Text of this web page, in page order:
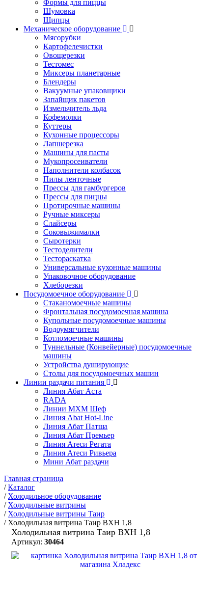
Формы для пиццы
Шумовка
Щипцы
Механическое оборудование
Мясорубки
Картофелечистки
Овощерезки
Тестомес
Миксеры планетарные
Блендеры
Вакуумные упаковщики
Запайщик пакетов
Измельчитель льда
Кофемолки
Куттеры
Кухонные процессоры
Лапшерезка
Машины для пасты
Мукопросеиватели
Наполнители колбасок
Пилы ленточные
Прессы для гамбургеров
Прессы для пиццы
Протирочные машины
Ручные миксеры
Слайсеры
Соковыжималки
Сыротерки
Тестоделители
Тестораскатка
Универсальные кухонные машины
Упаковочное оборудование
Хлеборезки
Посудомоечное оборудование
Стаканомоечные машины
Фронтальная посудомоечная машина
Купольные посудомоечные машины
Водоумягчители
Котломоечные машины
Туннельные (Конвейерные) посудомоечные
машины
Устройства душирующие
Столы для посудомоечных машин
Линии раздачи питания
Линия Абат Аста
RADA
Линии МХМ Шеф
Линия Abat Hot-Line
Линия Абат Патша
Линия Абат Премьер
Линия Атеси Регата
Линия Атеси Ривьера
Мини Абат раздачи
Главная страница
/Каталог
/ Холодильное оборудование
/ Холодильные витрины
/ Холодильные витрины Таир
/ Холодильная витрина Таир ВХН 1,8
Холодильная витрина Таир ВХН 1,8
Артикул: 30464